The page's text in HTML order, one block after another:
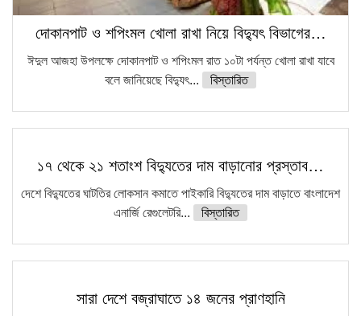
দোকানপাট ও শপিংমল খোলা রাখা নিয়ে বিদ্যুৎ বিভাগের…
ঈদুল আজহা উপলক্ষে দোকানপাট ও শপিংমল রাত ১০টা পর্যন্ত খোলা রাখা যাবে
বলে জানিয়েছে বিদ্যুৎ...
বিস্তারিত
১৭ থেকে ২১ শতাংশ বিদ্যুতের দাম বাড়ানোর প্রস্তাব…
দেশে বিদ্যুতের ঘাটতির লোকসান কমাতে পাইকারি বিদ্যুতের দাম বাড়াতে বাংলাদেশ
এনার্জি রেগুলেটরি...
বিস্তারিত
সারা দেশে বজ্রাঘাতে ১৪ জনের প্রাণহানি